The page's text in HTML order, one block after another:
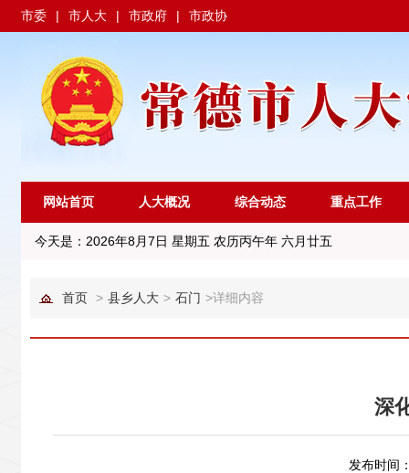
市委 | 市人大 | 市政府 | 市政协
网站首页 人大概况 综合动态 重点工作
今天是： 2026年8月7日 星期五 农历丙午年 六月廿五
首页 > 县乡人大 > 石门 >详细内容
深
发布时间